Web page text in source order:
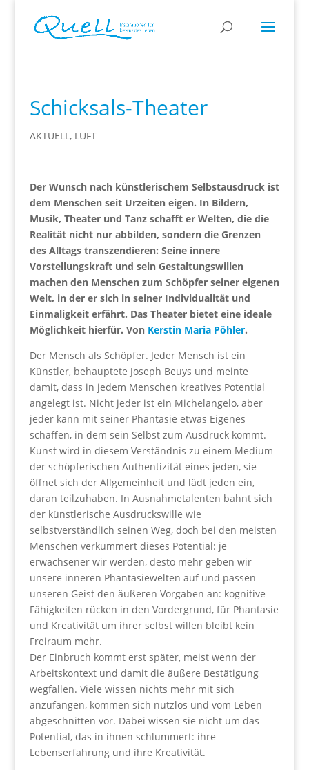
Schicksals-Theater
AKTUELL, LUFT
Der Wunsch nach künstlerischem Selbstausdruck ist
dem Menschen seit Urzeiten eigen. In Bildern,
Musik, Theater und Tanz schafft er Welten, die die
Realität nicht nur abbilden, sondern die Grenzen
des Alltags transzendieren: Seine innere
Vorstellungskraft und sein Gestaltungswillen
machen den Menschen zum Schöpfer seiner eigenen
Welt, in der er sich in seiner Individualität und
Einmaligkeit erfährt. Das Theater bietet eine ideale
Möglichkeit hierfür. VonKerstin Maria Pöhler.
Der Mensch als Schöpfer. Jeder Mensch ist ein
Künstler, behauptete Joseph Beuys und meinte
damit, dass in jedem Menschen kreatives Potential
angelegt ist. Nicht jeder ist ein Michelangelo, aber
jeder kann mit seiner Phantasie etwas Eigenes
schaffen, in dem sein Selbst zum Ausdruck kommt.
Kunst wird in diesem Verständnis zu einem Medium
der schöpferischen Authentizität eines jeden, sie
öffnet sich der Allgemeinheit und lädt jeden ein,
daran teilzuhaben. In Ausnahmetalenten bahnt sich
der künstlerische Ausdruckswille wie
selbstverständlich seinen Weg, doch bei den meisten
Menschen verkümmert dieses Potential: je
erwachsener wir werden, desto mehr geben wir
unsere inneren Phantasiewelten auf und passen
unseren Geist den äußeren Vorgaben an: kognitive
Fähigkeiten rücken in den Vordergrund, für Phantasie
und Kreativität um ihrer selbst willen bleibt kein
Freiraum mehr.
Der Einbruch kommt erst später, meist wenn der
Arbeitskontext und damit die äußere Bestätigung
wegfallen. Viele wissen nichts mehr mit sich
anzufangen, kommen sich nutzlos und vom Leben
abgeschnitten vor. Dabei wissen sie nicht um das
Potential, das in ihnen schlummert: ihre
Lebenserfahrung und ihre Kreativität.